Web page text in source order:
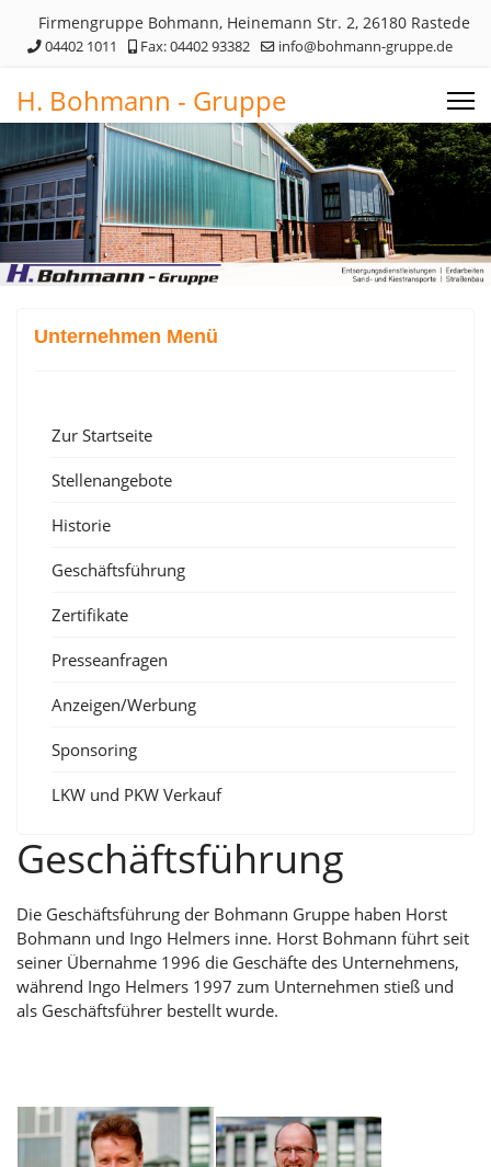
Firmengruppe Bohmann, Heinemann Str. 2, 26180 Rastede
04402 1011 Fax: 04402 93382 info@bohmann-gruppe.de
H. Bohmann - Gruppe
Unternehmen Menü
Zur Startseite
Stellenangebote
Historie
Geschäftsführung
Zertifikate
Presseanfragen
Anzeigen/Werbung
Sponsoring
LKW und PKW Verkauf
Geschäftsführung
Die Geschäftsführung der Bohmann Gruppe haben Horst
Bohmann und Ingo Helmers inne. Horst Bohmann führt seit
seiner Übernahme 1996 die Geschäfte des Unternehmens,
während Ingo Helmers 1997 zum Unternehmen stieß und
als Geschäftsführer bestellt wurde.